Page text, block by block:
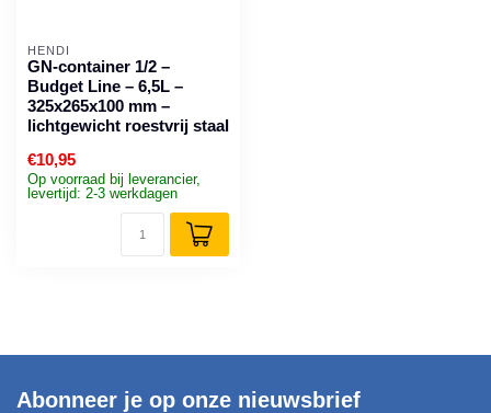
HENDI
GN-container 1/2 –
Budget Line – 6,5L –
325x265x100 mm –
lichtgewicht roestvrij staal
€10,95
Op voorraad bij leverancier,
levertijd: 2-3 werkdagen
Abonneer je op onze nieuwsbrief